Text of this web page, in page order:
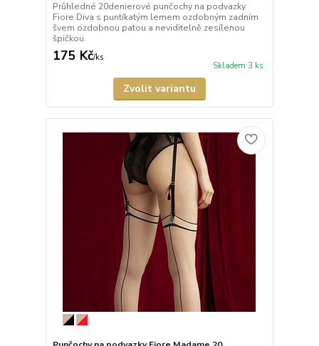
Průhledné 20denierové punčochy na podvazky
Fiore Diva s puntíkatým lemem ozdobným zadním
švem ozdobnou patou a neviditelně zesílenou
špičkou.
175 Kč/ks
Skladem 3 ks
Zvolit variantu